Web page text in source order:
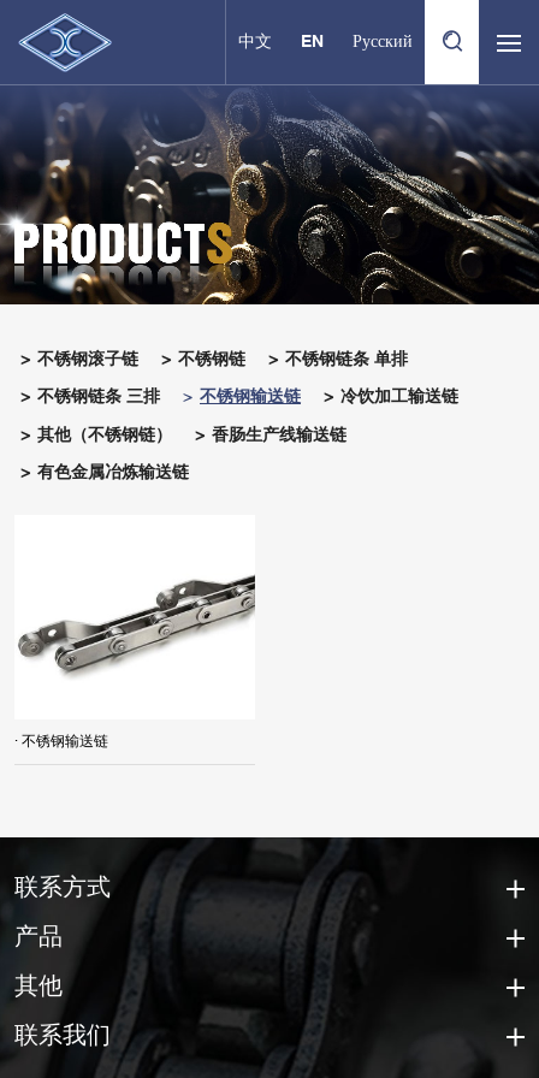
中文 EN Русский
不锈钢滚子链 不锈钢链
不锈钢链条 单排
不锈钢链条 三排
不锈钢输送链
冷饮加工输送链
其他（不锈钢链）
香肠生产线输送链
有色金属冶炼输送链
· 不锈钢输送链
联系方式
产品
其他
联系我们